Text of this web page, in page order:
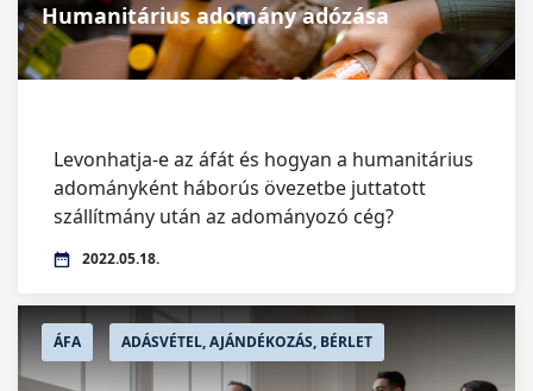
Humanitárius adomány adózása
Levonhatja-e az áfát és hogyan a humanitárius
adományként háborús övezetbe juttatott
szállítmány után az adományozó cég?
2022.05.18.
ÁFA ADÁSVÉTEL, AJÁNDÉKOZÁS, BÉRLET